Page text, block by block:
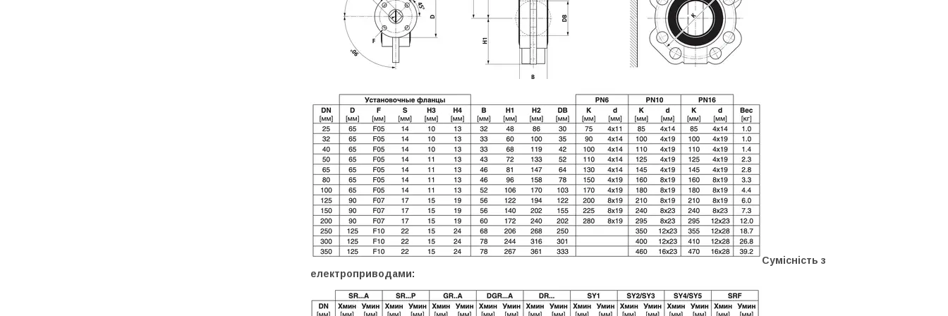
Сумісність з
електроприводами: